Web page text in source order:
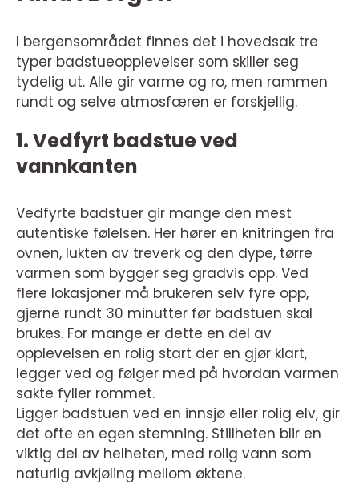
I bergensområdet finnes det i hovedsak tre
typer badstueopplevelser som skiller seg
tydelig ut. Alle gir varme og ro, men rammen
rundt og selve atmosfæren er forskjellig.
1. Vedfyrt badstue ved
vannkanten
Vedfyrte badstuer gir mange den mest
autentiske følelsen. Her hører en knitringen fra
ovnen, lukten av treverk og den dype, tørre
varmen som bygger seg gradvis opp. Ved
flere lokasjoner må brukeren selv fyre opp,
gjerne rundt 30 minutter før badstuen skal
brukes. For mange er dette en del av
opplevelsen en rolig start der en gjør klart,
legger ved og følger med på hvordan varmen
sakte fyller rommet.
Ligger badstuen ved en innsjø eller rolig elv, gir
det ofte en egen stemning. Stillheten blir en
viktig del av helheten, med rolig vann som
naturlig avkjøling mellom øktene.